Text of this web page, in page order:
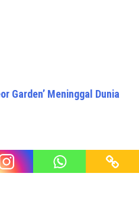
Garden’ Meninggal Dunia